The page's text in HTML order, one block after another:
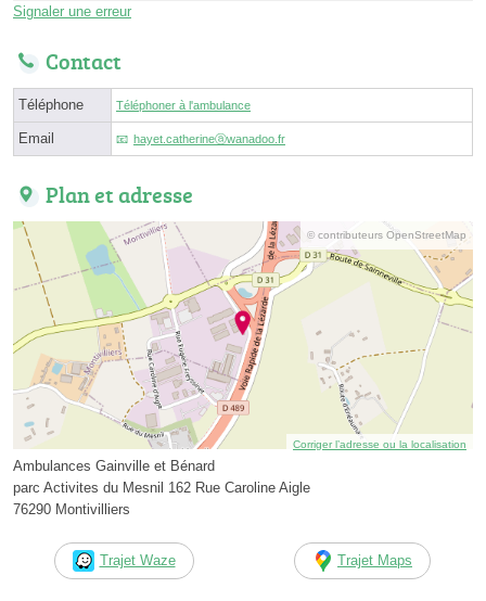
Signaler une erreur
Contact
Téléphone Téléphoner à l'ambulance
Email hayet.catherineⓐwanadoo.fr
Plan et adresse
© contributeurs OpenStreetMap
Corriger l’adresse ou la localisation
Ambulances Gainville et Bénard
parc Activites du Mesnil 162 Rue Caroline Aigle
76290 Montivilliers
Trajet Waze Trajet Maps